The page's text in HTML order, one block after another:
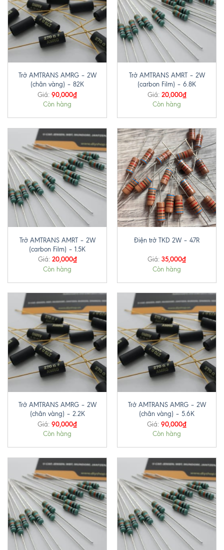
Trở AMTRANS AMRG – 2W
(chân vàng) – 82K
Giá: 90,000₫
Còn hàng
Trở AMTRANS AMRT – 2W
(carbon Film) – 6.8K
Giá: 20,000₫
Còn hàng
Trở AMTRANS AMRT – 2W
(carbon Film) – 1.5K
Giá: 20,000₫
Còn hàng
Điện trở TKD 2W – 47R
Giá: 35,000₫
Còn hàng
Trở AMTRANS AMRG – 2W
(chân vàng) – 2.2K
Giá: 90,000₫
Còn hàng
Trở AMTRANS AMRG – 2W
(chân vàng) – 5.6K
Giá: 90,000₫
Còn hàng